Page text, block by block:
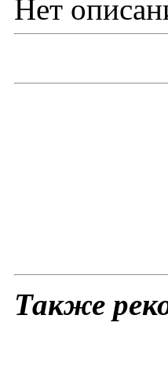
Нет
Также